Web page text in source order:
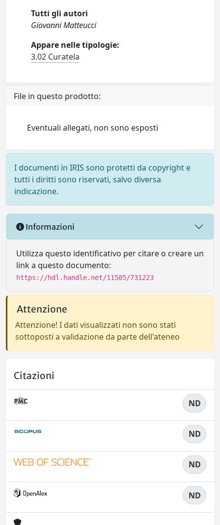
Tutti gli autori
Giovanni Matteucci
Appare nelle tipologie:
3.02 Curatela
File in questo prodotto:
Eventuali allegati, non sono esposti
I documenti in IRIS sono protetti da copyright e
tutti i diritti sono riservati, salvo diversa
indicazione.
Informazioni
Utilizza questo identificativo per citare o creare un
link a questo documento:
https://hdl.handle.net/11585/731223
Attenzione
Attenzione! I dati visualizzati non sono stati
sottoposti a validazione da parte dell'ateneo
Citazioni
ND
ND
ND
ND